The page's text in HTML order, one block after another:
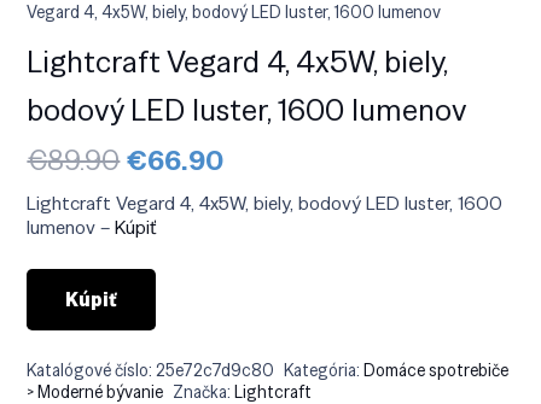
Vegard 4, 4x5W, biely, bodový LED luster, 1600 lumenov
Lightcraft Vegard 4, 4x5W, biely,
bodový LED luster, 1600 lumenov
€89.90Pôvodná
cena
bola:
€89.90.
€66.90Aktuálna
je:
Lightcraft Vegard 4, 4x5W, biely, bodový LED luster, 1600
lumenov –Kúpiť
Kúpiť
Katalógové číslo:25e72c7d9c80 Kategória:Domáce spotrebiče
> Moderné bývanie Značka:Lightcraft